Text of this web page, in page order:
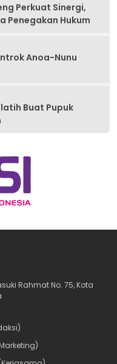
Perkuat Sinergi,
Penegakan Hukum
Anoa-Nunu
Buat Pupuk
Rahmat No. 75, Kota